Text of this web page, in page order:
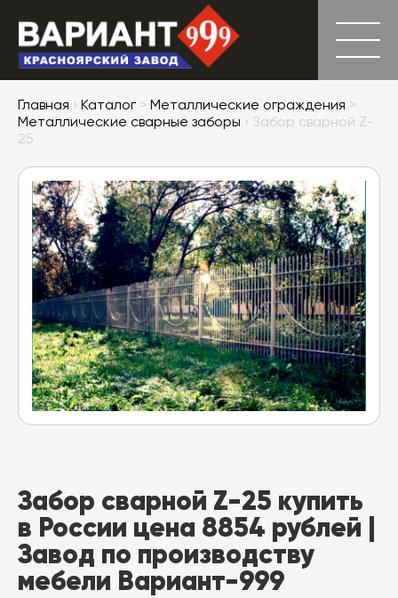
Главная › Каталог > Металлические ограждения >
Металлические сварные заборы › Забор сварной Z-
25
Забор сварной Z-25 купить
в России цена 8854 рублей |
Завод по производству
мебели Вариант-999